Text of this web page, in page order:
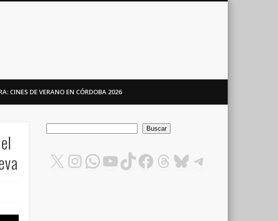
CINES DE VERANO EN CÓRDOBA 2026
Buscar
X Instagram
WhatsApp
YouTube
TikTok
Facebook
Threads
Bluesky
Telegram